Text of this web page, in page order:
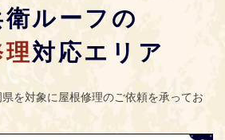
ルーフの
対応エリア
を対象に屋根修理のご依頼を承ってお